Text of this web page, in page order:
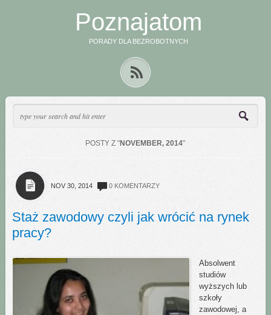
Poznajatom
PORADY DLA BEZROBOTNYCH
POSTY Z "NOVEMBER, 2014"
NOV 30, 2014 0 KOMENTARZY
Staż zawodowy czyli jak wrócić na rynek
pracy?
Absolwent
studiów
wyższych lub
szkoły
zawodowej, a